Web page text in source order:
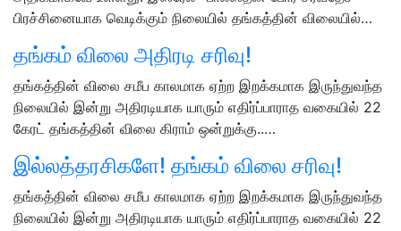
பிரச்சினையாக வெடிக்கும் நிலையில் தங்கத்தின் விலையில்…
தங்கம் விலை அதிரடி சரிவு!
தங்கத்தின் விலை சமீப காலமாக ஏற்ற இறக்கமாக இருந்துவந்த
நிலையில் இன்று அதிரடியாக யாரும் எதிர்ப்பாராத வகையில் 22
கேரட் தங்கத்தின் விலை கிராம் ஒன்றுக்கு..…
இல்லத்தரசிகளே! தங்கம் விலை சரிவு!
தங்கத்தின் விலை சமீப காலமாக ஏற்ற இறக்கமாக இருந்துவந்த
நிலையில் இன்று அதிரடியாக யாரும் எதிர்ப்பாராத வகையில் 22